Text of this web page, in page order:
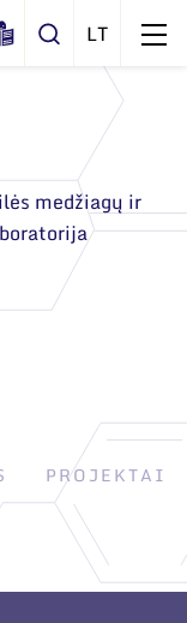
pažymėjimai
medžiagų ir
PROJEKTAI